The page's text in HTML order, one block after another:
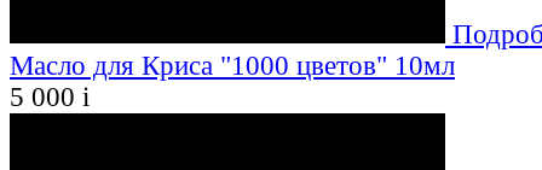
Масло для Криса "1000 цветов" 10мл
5 000 i